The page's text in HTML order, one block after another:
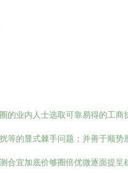
的业内人士选取可靠易得的工
的显式棘手问题；并善于顺势
宜加底价够圈倍优微逐面提呈